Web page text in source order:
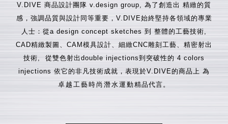
V.DIVE 商品設計團隊 v.design group, 為了創造出 精緻的質
感，強調品質與設計同等重要，V.DIVE始終堅持各領域的專業
人士：從a design concept sketches 到 整體的工藝技術,
CAD精緻製圖、CAM模具設計、細緻CNC雕刻工藝、精密射出
技術, 從雙色射出double injections到突破性的 4 colors
injections 依它的非凡技術成就，表現於V.DIVE的商品上 為
卓越工藝時尚潛水運動精品代言。